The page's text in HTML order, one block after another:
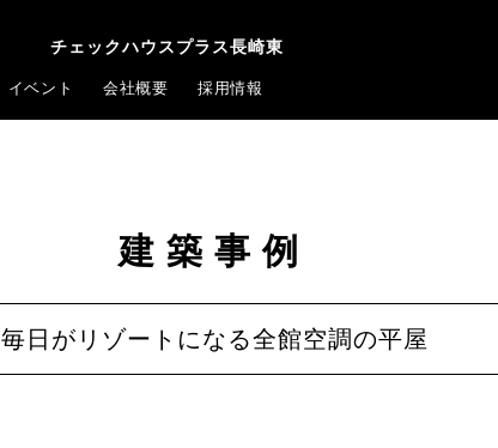
チェックハウスプラス長崎東
イベント 会社概要 採用情報
建築事例
毎日がリゾートになる全館空調の平屋